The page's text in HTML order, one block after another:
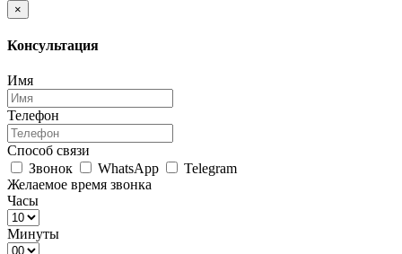
×
Консультация
Имя
Телефон
Способ связи
Звонок
WhatsApp
Telegram
Желаемое время звонка
Часы
Минуты